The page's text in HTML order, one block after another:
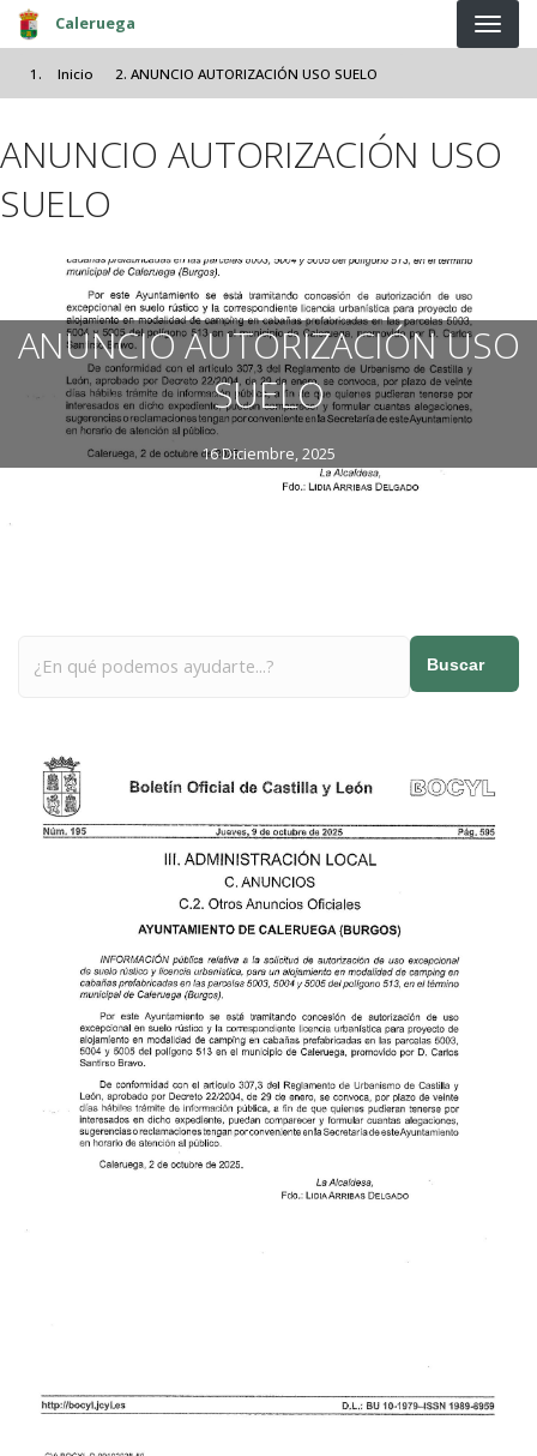
Pasar al contenido principal
Caleruega
Inicio ANUNCIO AUTORIZACIÓN USO SUELO
ANUNCIO AUTORIZACIÓN USO
SUELO
ANUNCIO AUTORIZACIÓN USO
SUELO
16 Diciembre, 2025
Buscar